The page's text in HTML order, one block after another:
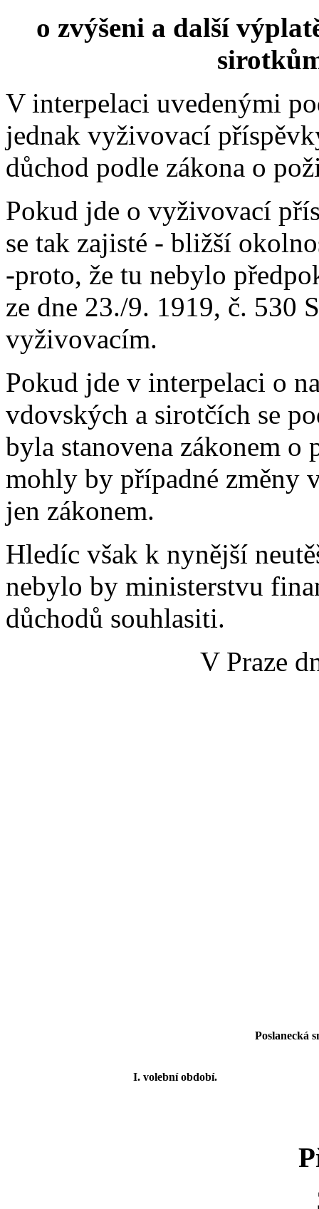
o zvýšeni a další
V interpelaci uvedenými
jednak vyživovací
důchod podle zákona o
Pokud jde o vyživovací
se tak zajisté - bližší
-proto, že tu nebylo
ze dne 23./9. 1919, č. 530
vyživovacím.
Pokud jde v interpelaci o
vdovských a sirotčích se
byla stanovena zákonem o
mohly by případné změny
jen zákonem.
Hledíc však k nynější
nebylo by ministerstvu
důchodů souhlasiti.
V Praze
Poslanecká
I. volební období.